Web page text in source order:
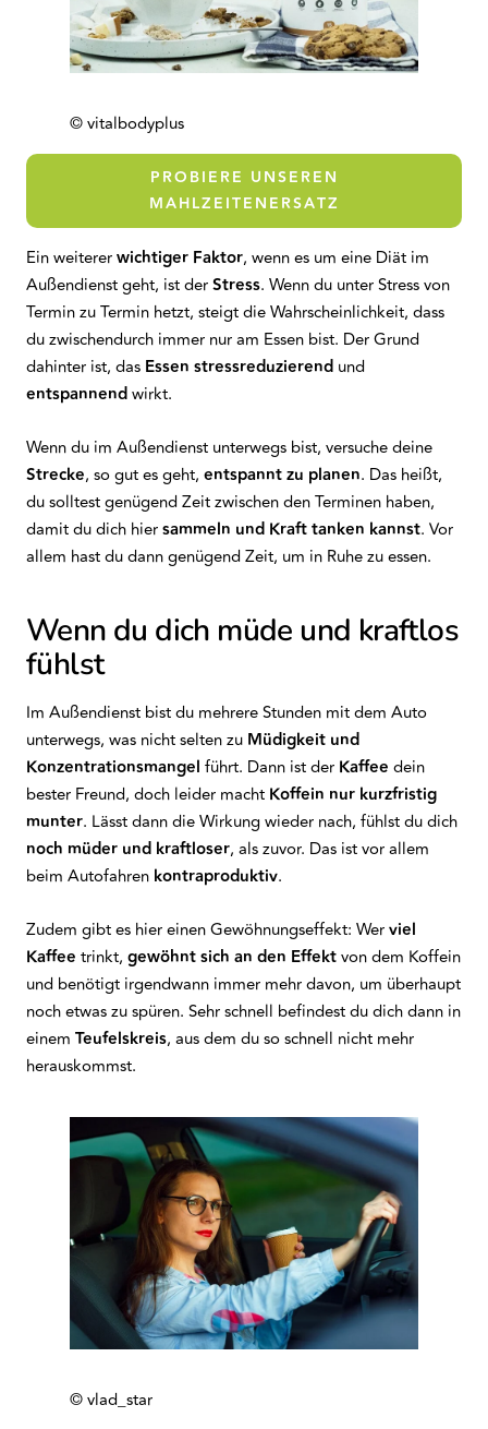
© vitalbodyplus
PROBIERE UNSEREN
MAHLZEITENERSATZ
Ein weitererwichtiger Faktor, wenn es um eine Diät im
Außendienst geht, ist derStress. Wenn du unter Stress von
Termin zu Termin hetzt, steigt die Wahrscheinlichkeit, dass
du zwischendurch immer nur am Essen bist. Der Grund
dahinter ist, das Essen stressreduzierend und
entspannendwirkt.
Wenn du im Außendienst unterwegs bist, versuche deine
Strecke, so gut es geht, entspannt zu planen. Das heißt,
du solltest genügend Zeit zwischen den Terminen haben,
damit du dich hiersammeln und Kraft tanken kannst. Vor
allem hast du dann genügend Zeit, um in Ruhe zu essen.
Wenn du dich müde und kraftlos
fühlst
Im Außendienst bist du mehrere Stunden mit dem Auto
unterwegs, was nicht selten zu Müdigkeit und
Konzentrationsmangel führt. Dann ist der Kaffee dein
bester Freund, doch leider macht Koffein nur kurzfristig
munter. Lässt dann die Wirkung wieder nach, fühlst du dich
noch müder und kraftloser, als zuvor. Das ist vor allem
beim Autofahren kontraproduktiv.
Zudem gibt es hier einen Gewöhnungseffekt: Werviel
Kaffee trinkt, gewöhnt sich an den Effektvon dem Koffein
und benötigt irgendwann immer mehr davon, um überhaupt
noch etwas zu spüren. Sehr schnell befindest du dich dann in
einem Teufelskreis, aus dem du so schnell nicht mehr
herauskommst.
© vlad_star